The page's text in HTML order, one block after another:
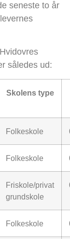
seneste to år
således ud:
Skolens type
Folkeskole
Folkeskole
Friskole/privat
grundskole
Folkeskole